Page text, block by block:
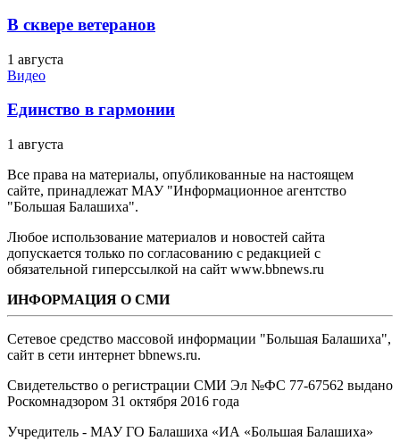
В сквере ветеранов
1 августа
Видео
Единство в гармонии
1 августа
Все права на материалы, опубликованные на настоящем
сайте, принадлежат МАУ "Информационное агентство
"Большая Балашиха".
Любое использование материалов и новостей сайта
допускается только по согласованию с редакцией с
обязательной гиперссылкой на сайт www.bbnews.ru
ИНФОРМАЦИЯ О СМИ
Сетевое средство массовой информации "Большая Балашиха",
сайт в сети интернет bbnews.ru.
Свидетельство о регистрации СМИ Эл №ФС ‎77-67562 выдано
Роскомнадзором 31 октября 2016 года
Учредитель - МАУ ГО Балашиха «ИА «Большая Балашиха»